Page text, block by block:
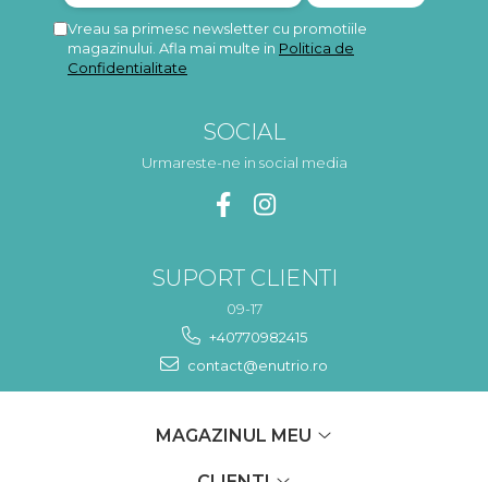
Vreau sa primesc newsletter cu promotiile
magazinului. Afla mai multe in Politica de
Confidentialitate
SOCIAL
Urmareste-ne in social media
SUPORT CLIENTI
09-17
+40770982415
contact@enutrio.ro
MAGAZINUL MEU